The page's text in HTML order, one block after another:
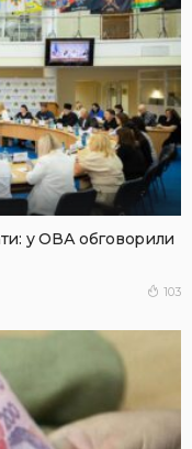
у ОВА обговорили
103